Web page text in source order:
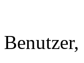
Benutzer,